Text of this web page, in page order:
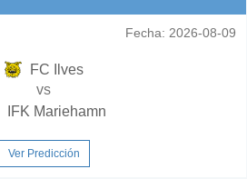
Fecha: 2026-08-09
FC Ilves
vs
IFK Mariehamn
Ver Predicción